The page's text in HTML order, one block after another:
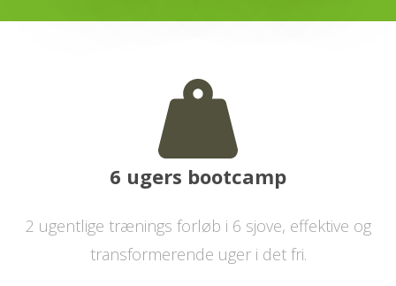
6 ugers bootcamp
2 ugentlige trænings forløb i 6 sjove, effektive og
transformerende uger i det fri.